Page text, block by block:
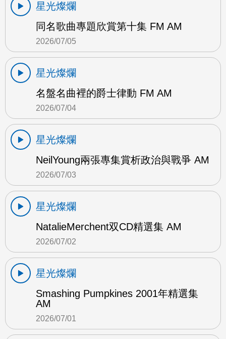
星光燦爛
同名歌曲專題欣賞第十集 FM AM
2026/07/05
星光燦爛
名盤名曲裡的爵士律動 FM AM
2026/07/04
星光燦爛
NeilYoung兩張專集賞析政治與戰爭 AM
2026/07/03
星光燦爛
NatalieMerchent双CD精選集 AM
2026/07/02
星光燦爛
Smashing Pumpkines 2001年精選集
AM
2026/07/01